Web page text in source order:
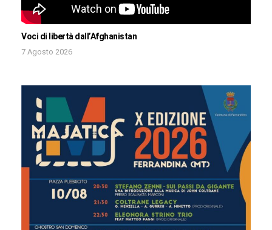
Voci di libertà dall’Afghanistan
7 Agosto 2026